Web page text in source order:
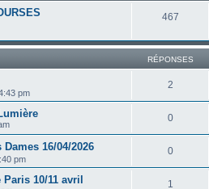
467
RÉPONSES
pm
2
0
16/04/2026
pm
0
10/11 avril 1